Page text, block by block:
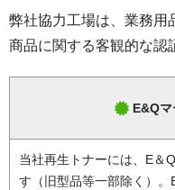
弊社協力工場は、業務用
商品に関する客観的な認
E&Qマ
当社再生トナーには、E＆
す（旧型品等一部除く）。